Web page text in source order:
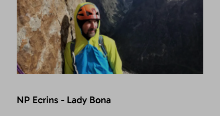
NP Ecrins - Lady Bona